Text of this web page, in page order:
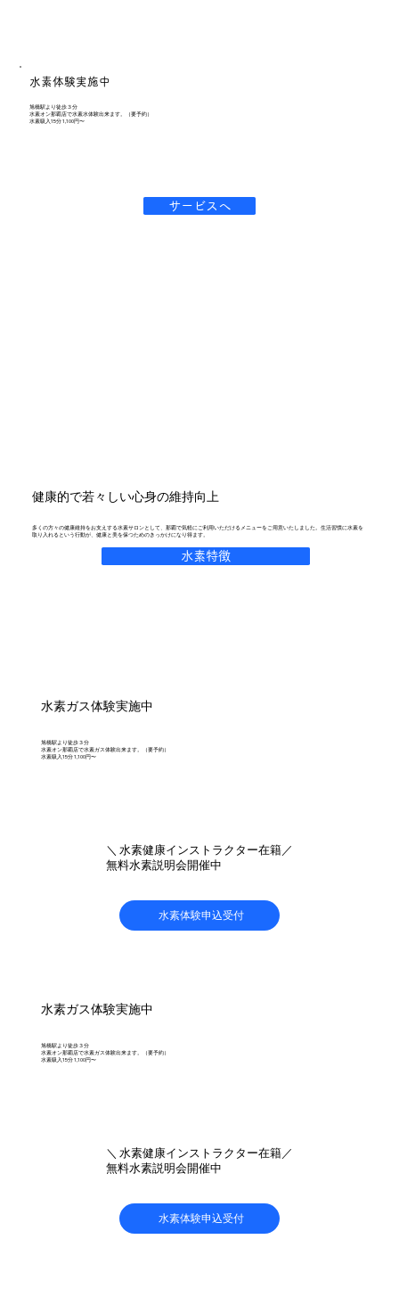
水素ガス体験実施中
旭橋駅より徒歩３分
水素オン那覇店で水素ガス体験出来ます。（要予約）
水素吸入15分 1,100円〜
水素体験申込受付
＼ 水素健康インストラクター在籍／
無料水素説明会開催中
水素体験実施中
旭橋駅より徒歩３分
水素オン那覇店で水素水体験出来ます。（要予約）
水素吸入15分 1,100円〜
サービスへ
健康的で若々しい心身の維持向上
多くの方々の健康維持をお支えする水素サロンとして、那覇で気軽にご利用いただけるメニューをご用意いたしました。生活習慣に水素を
取り入れるという行動が、健康と美を保つためのきっかけになり得ます。
水素特徴
水素ガス体験実施中
旭橋駅より徒歩３分
水素オン那覇店で水素ガス体験出来ます。（要予約）
水素吸入15分 1,100円〜
水素体験申込受付
＼ 水素健康インストラクター在籍／
無料水素説明会開催中